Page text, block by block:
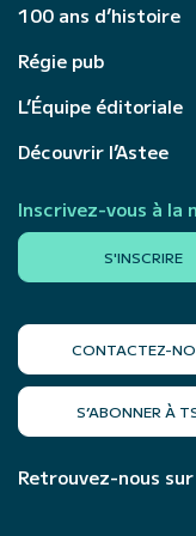
100 ans d’histoire
Régie pub
L’Équipe éditoriale
Découvrir l’Astee
Inscrivez-vous à la
S'INSCRIRE
CONTACTEZ-
S’ABONNER À
Retrouvez-nous sur